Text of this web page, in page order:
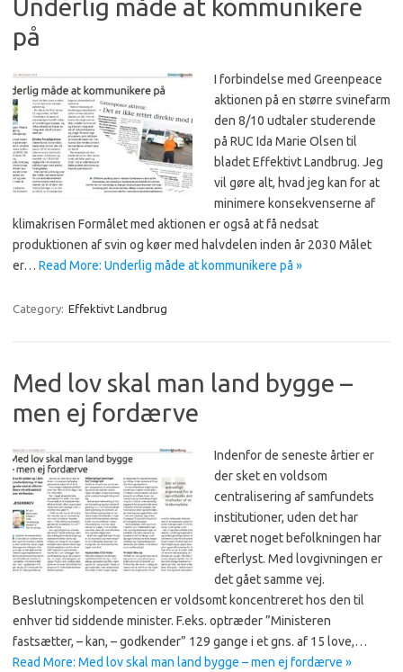
Underlig måde at kommunikere
på
I forbindelse med Greenpeace
aktionen på en større svinefarm
den 8/10 udtaler studerende
på RUC Ida Marie Olsen til
bladet Effektivt Landbrug. Jeg
vil gøre alt, hvad jeg kan for at
minimere konsekvenserne af
klimakrisen Formålet med aktionen er også at få nedsat
produktionen af svin og køer med halvdelen inden år 2030 Målet
er… Read More: Underlig måde at kommunikere på »
Category: Effektivt Landbrug
Med lov skal man land bygge –
men ej fordærve
Indenfor de seneste årtier er
der sket en voldsom
centralisering af samfundets
institutioner, uden det har
været noget befolkningen har
efterlyst. Med lovgivningen er
det gået samme vej.
Beslutningskompetencen er voldsomt koncentreret hos den til
enhver tid siddende minister. F.eks. optræder ”Ministeren
fastsætter, – kan, – godkender” 129 gange i et gns. af 15 love,…
Read More: Med lov skal man land bygge – men ej fordærve »